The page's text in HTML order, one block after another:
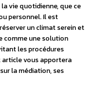
vie quotidienne, que ce
personnel. Il est
un climat serein et
comme une solution
les procédures
article vous apportera
la médiation, ses